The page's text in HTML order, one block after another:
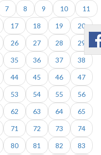
7 8 9 10 11
17 18 19 20
26 27 28 29
35 36 37 38
44 45 46 47
53 54 55 56
62 63 64 65
71 72 73 74
80 81 82 83